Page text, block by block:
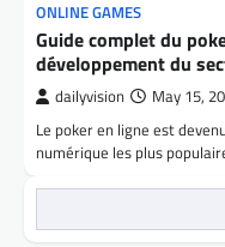
ONLINE GAMES
Guide complet du
développement du
dailyvision May 15,
Le poker en ligne est
numérique les plus